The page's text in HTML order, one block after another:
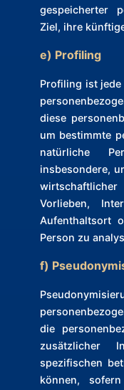
gespeicherter
Ziel, ihre
e) Profiling
Profiling ist
diese
um bestimmte
natürliche
insbesondere,
Vorlieben,
Aufenthaltsort
Person zu
f)
die
zusätzlicher
spezifischen
können,